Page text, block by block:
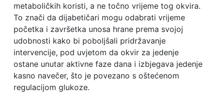
metaboličkih koristi, a ne točno vrijeme tog okvira.
To znači da dijabetičari mogu odabrati vrijeme
početka i završetka unosa hrane prema svojoj
udobnosti kako bi poboljšali pridržavanje
intervencije, pod uvjetom da okvir za jedenje
ostane unutar aktivne faze dana i izbjegava jedenje
kasno navečer, što je povezano s oštećenom
regulacijom glukoze.